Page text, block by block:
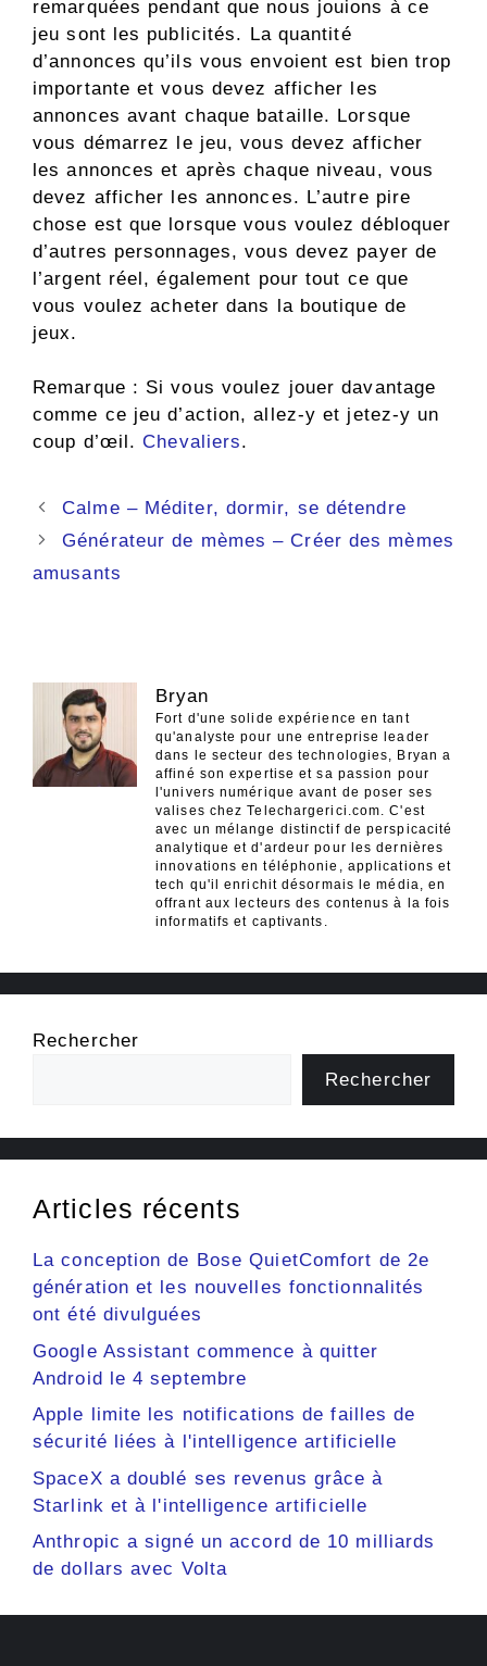
remarquées pendant que nous jouions à ce
jeu sont les publicités. La quantité
d’annonces qu’ils vous envoient est bien trop
importante et vous devez afficher les
annonces avant chaque bataille. Lorsque
vous démarrez le jeu, vous devez afficher
les annonces et après chaque niveau, vous
devez afficher les annonces. L’autre pire
chose est que lorsque vous voulez débloquer
d’autres personnages, vous devez payer de
l’argent réel, également pour tout ce que
vous voulez acheter dans la boutique de
jeux.
Remarque : Si vous voulez jouer davantage
comme ce jeu d’action, allez-y et jetez-y un
coup d’œil.Chevaliers.
Navigation
des
Calme – Méditer, dormir, se détendre
Générateur de mèmes – Créer des mèmes
amusants
Bryan
Fort d'une solide expérience en tant
qu'analyste pour une entreprise leader
dans le secteur des technologies, Bryan a
affiné son expertise et sa passion pour
l'univers numérique avant de poser ses
valises chez Telechargerici.com. C'est
avec un mélange distinctif de perspicacité
analytique et d'ardeur pour les dernières
innovations en téléphonie, applications et
tech qu'il enrichit désormais le média, en
offrant aux lecteurs des contenus à la fois
informatifs et captivants.
Rechercher
Rechercher
Articles récents
La conception de Bose QuietComfort de 2e
génération et les nouvelles fonctionnalités
ont été divulguées
Google Assistant commence à quitter
Android le 4 septembre
Apple limite les notifications de failles de
sécurité liées à l'intelligence artificielle
SpaceX a doublé ses revenus grâce à
Starlink et à l'intelligence artificielle
Anthropic a signé un accord de 10 milliards
de dollars avec Volta